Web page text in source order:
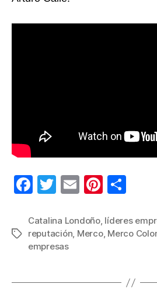
F
c
e
o
T
tt
er
E
ail
Pi
er
e
m
p
tir
Etiquetas
Catalina Londoño, líderes
reputación, Merco, Merco
empresas